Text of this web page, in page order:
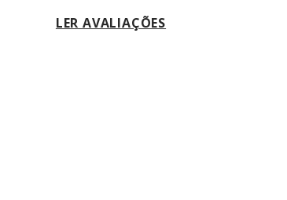
LER AVALIAÇÕES